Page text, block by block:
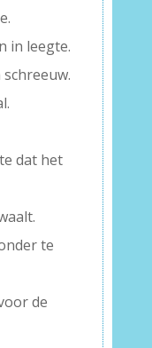
in leegte.
dat het
te
de